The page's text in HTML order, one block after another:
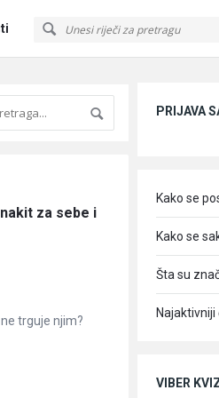
za sebe i
trguje njim?
PRIJAVA
Kako se
Kako se
Šta su
Najaktivniji
VIBER